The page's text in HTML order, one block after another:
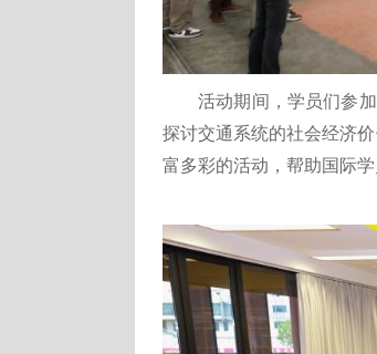
活动期间，学员们参
探讨交通系统的社会经济
富多彩的活动，帮助国际